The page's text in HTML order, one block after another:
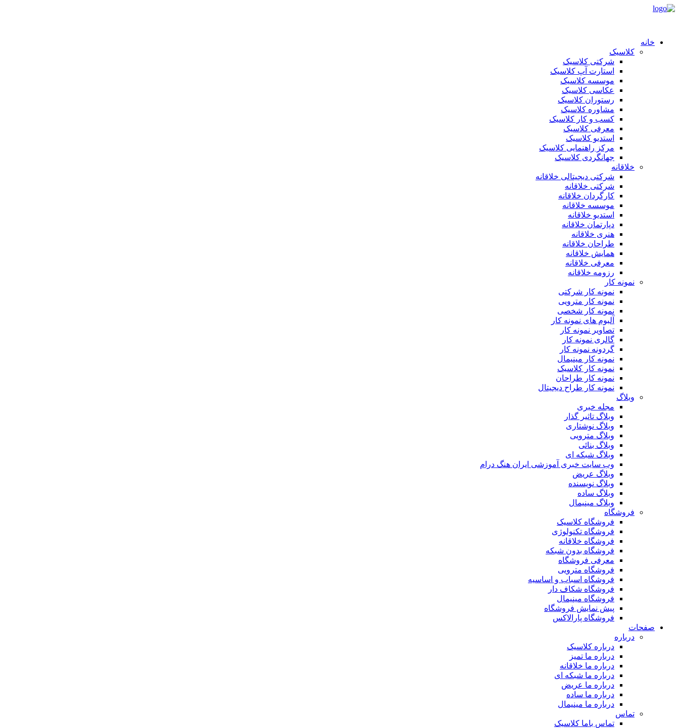
خانه
کلاسیک
شرکتی کلاسیک
استارت آپ کلاسیک
موسسه کلاسیک
عکاسی کلاسیک
رستوران کلاسیک
مشاوره کلاسیک
کسب و کار کلاسیک
معرفی کلاسیک
استدیو کلاسیک
مرکز راهنمایی کلاسیک
جهانگردی کلاسیک
خلاقانه
شرکتی دیجیتالی خلاقانه
شرکتی خلاقانه
کارگردان خلاقانه
موسسه خلاقانه
استدیو خلاقانه
دپارتمان خلاقانه
هنری خلاقانه
طراحان خلاقانه
همایش خلاقانه
معرفی خلاقانه
رزومه خلاقانه
نمونه کار
نمونه کار شرکتی
نمونه کار مترویی
نمونه کار شخصی
آلبوم های نمونه کار
تصاویر نمونه کار
گالری نمونه کار
گردونه نمونه کار
نمونه کار مینیمال
نمونه کار کلاسیک
نمونه کار طراحان
نمونه کار طراح دیجیتال
وبلاگ
مجله خبری
وبلاگ تاثیر گذار
وبلاگ نوشتاری
وبلاگ مترویی
وبلاگ بنائی
وبلاگ شبکه ای
وب سایت خبری آموزشی ایران هنگ درام
وبلاگ عریض
وبلاگ نویسنده
وبلاگ ساده
وبلاگ مینیمال
فروشگاه
فروشگاه کلاسیک
فروشگاه تکنولوژی
فروشگاه خلاقانه
فروشگاه بدون شبکه
معرفی فروشگاه
فروشگاه مترویی
فروشگاه اسباب و اساسیه
فروشگاه شکاف دار
فروشگاه مینیمال
پیش نمایش فروشگاه
فروشگاه پارالاکس
صفحات
درباره
درباره کلاسیک
درباره ما تمیز
درباره ما خلاقانه
درباره ما شبکه ای
درباره ما عریض
درباره ما ساده
درباره ما مینیمال
تماس
تماس باما کلاسیک